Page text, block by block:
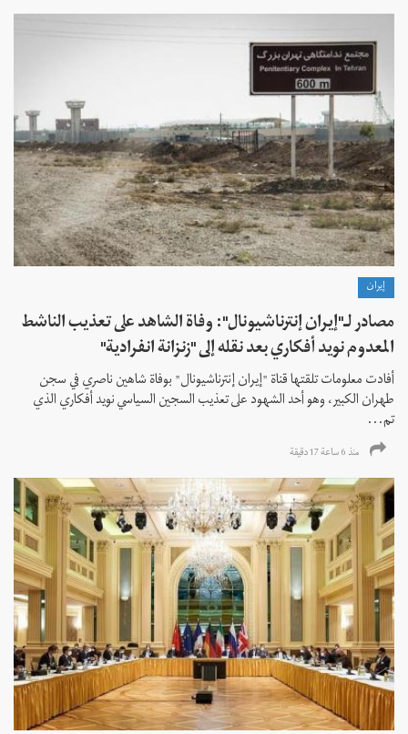
إيران
مصادر لـ"إيران إنترناشيونال": وفاة الشاهد على تعذيب الناشط
المعدوم نويد أفكاري بعد نقله إلى "زنزانة انفرادية"
أفادت معلومات تلقتها قناة "إيران إنترناشيونال" بوفاة شاهين ناصري في سجن
طهران الكبير، وهو أحد الشهود على تعذيب السجين السياسي نويد أفكاري الذي
تم...
منذ 6 ساعة 17 دقیقة